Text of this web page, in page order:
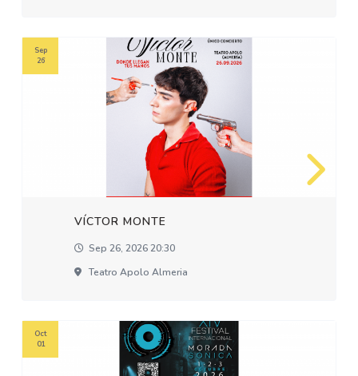
VÍCTOR MONTE
Sep 26, 2026 20:30
Teatro Apolo Almeria
Sep
26
Oct
01